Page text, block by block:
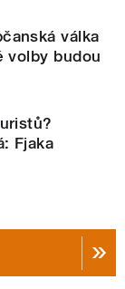
válka
volby budou
Fjaka